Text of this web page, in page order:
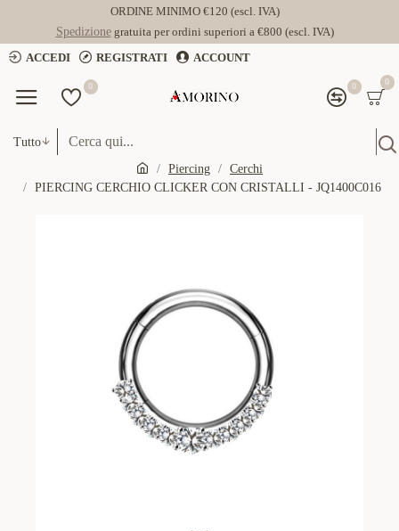
ORDINE MINIMO €120 (escl. IVA)
Spedizionegratuita per ordini superiori a €800 (escl. IVA)
ACCEDI
REGISTRATI ACCOUNT
0 0 0
Tutto
Piercing
Cerchi
PIERCING CERCHIO CLICKER CON CRISTALLI - JQ1400C016